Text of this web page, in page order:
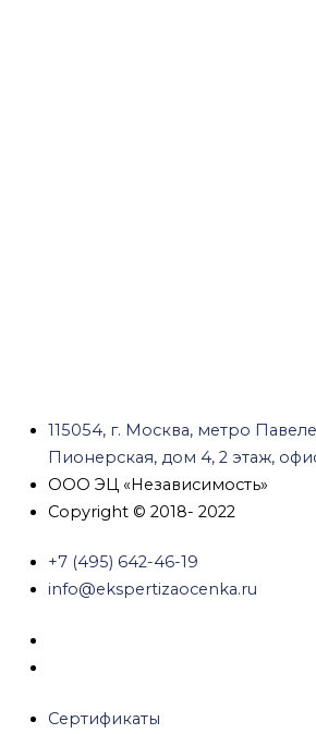
115054, г. Москва, метро
Пионерская, дом 4, 2 этаж,
ООО ЭЦ «Независимость»
Copyright © 2018- 2022
+7 (495) 642-46-19
info@ekspertizaocenka.ru
Сертификаты